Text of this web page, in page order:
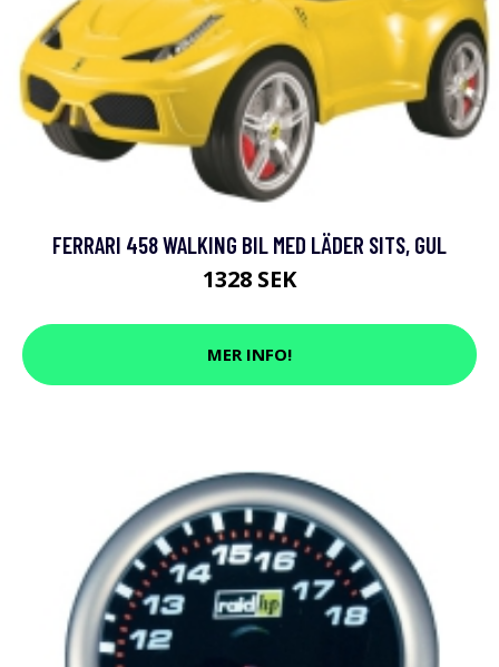
FERRARI 458 WALKING BIL MED LÄDER SITS, GUL
1328 SEK
MER INFO!